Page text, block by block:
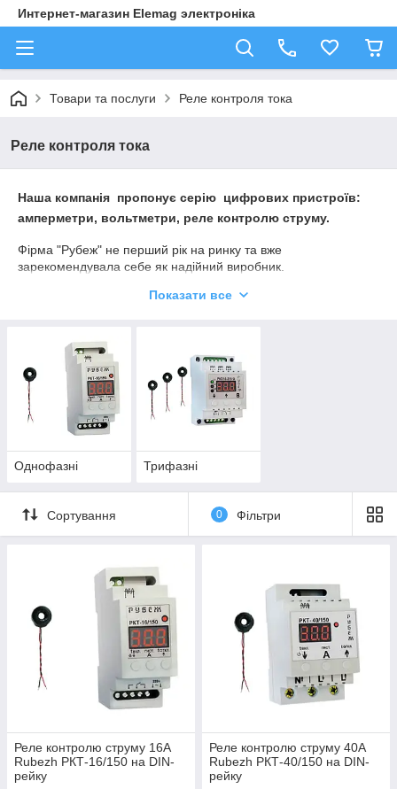
Интернет-магазин Elemag электроніка
Товари та послуги Реле контроля тока
Реле контроля тока
Наша компанія пропонує серію цифрових пристроїв:
амперметри, вольтметри, реле контролю струму.
Фірма "Рубеж" не перший рік на ринку та вже
зарекомендувала себе як надійний виробник.
Пристрої для тих, хто шукає і недорогий сегмент, і надійний і
трехфазное реле
фірми РУБЕЖ (Ураїна) і
однофазне Реле
РУБЕЖ
РКТ-16/100
з вибором пріоритетного навантаження
Ми пропонуємо вибір
реле тока за доступними цінами.
Показати все
Однофазні Трифазні
Сортування 0 Фільтри
Реле контролю струму 16А
Rubezh РКТ-16/150 на DIN-
рейку
Реле контролю струму 40А
Rubezh РКТ-40/150 на DIN-
рейку